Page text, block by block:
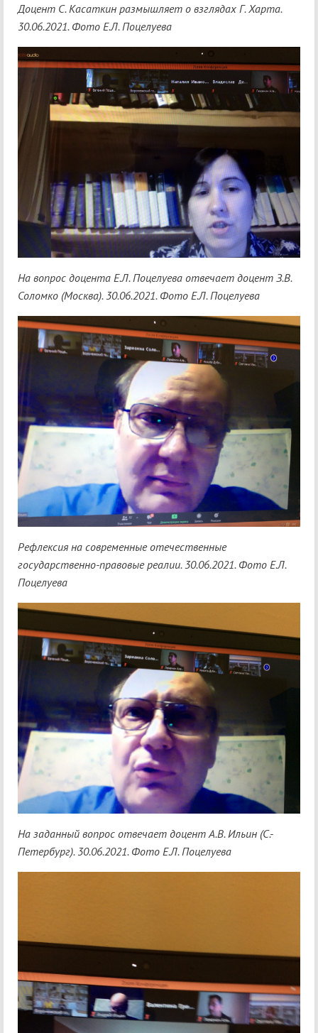
Доцент С. Касаткин размышляет о взглядах Г. Харта.
30.06.2021. Фото Е.Л. Поцелуева
На вопрос доцента Е.Л. Поцелуева отвечает доцент З.В.
Соломко (Москва). 30.06.2021. Фото Е.Л. Поцелуева
Рефлексия на современные отечественные
государственно-правовые реалии. 30.06.2021. Фото Е.Л.
Поцелуева
На заданный вопрос отвечает доцент А.В. Ильин (С.-
Петербург). 30.06.2021. Фото Е.Л. Поцелуева